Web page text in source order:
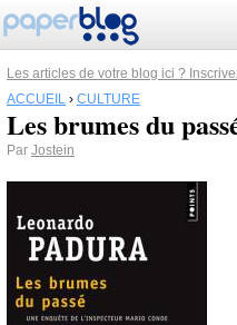
Les articles de votre blog ici ?
ACCUEIL › CULTURE
Les brumes du
Par Jostein